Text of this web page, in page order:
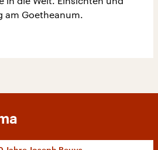
am Goetheanum.